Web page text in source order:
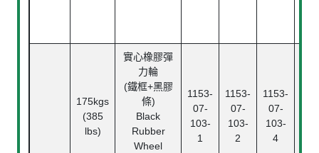
175kgs
(385
lbs)
實心橡膠彈
力輪
(鐵框+黑膠
條)
Black
Rubber
Wheel
1153-
07-
103-
1
1153-
07-
103-
2
1153-
07-
103-
4